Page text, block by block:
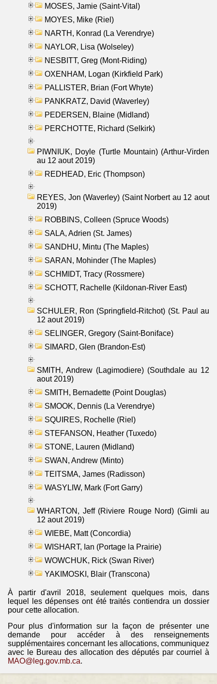
MOSES, Jamie (Saint-Vital)
MOYES, Mike (Riel)
NARTH, Konrad (La Verendrye)
NAYLOR, Lisa (Wolseley)
NESBITT, Greg (Mont-Riding)
OXENHAM, Logan (Kirkfield Park)
PALLISTER, Brian (Fort Whyte)
PANKRATZ, David (Waverley)
PEDERSEN, Blaine (Midland)
PERCHOTTE, Richard (Selkirk)
PIWNIUK, Doyle (Turtle Mountain) (Arthur-Virden
au 12 aout 2019)
REDHEAD, Eric (Thompson)
REYES, Jon (Waverley) (Saint Norbert au 12 aout
2019)
ROBBINS, Colleen (Spruce Woods)
SALA, Adrien (St. James)
SANDHU, Mintu (The Maples)
SARAN, Mohinder (The Maples)
SCHMIDT, Tracy (Rossmere)
SCHOTT, Rachelle (Kildonan-River East)
SCHULER, Ron (Springfield-Ritchot) (St. Paul au
12 aout 2019)
SELINGER, Gregory (Saint-Boniface)
SIMARD, Glen (Brandon-Est)
SMITH, Andrew (Lagimodiere) (Southdale au 12
aout 2019)
SMITH, Bernadette (Point Douglas)
SMOOK, Dennis (La Verendrye)
SQUIRES, Rochelle (Riel)
STEFANSON, Heather (Tuxedo)
STONE, Lauren (Midland)
SWAN, Andrew (Minto)
TEITSMA, James (Radisson)
WASYLIW, Mark (Fort Garry)
WHARTON, Jeff (Riviere Rouge Nord) (Gimli au
12 aout 2019)
WIEBE, Matt (Concordia)
WISHART, Ian (Portage la Prairie)
WOWCHUK, Rick (Swan River)
YAKIMOSKI, Blair (Transcona)
À partir d'avril 2018, seulement quelques mois, dans
lequel les dépenses ont été traités contiendra un dossier
pour cette allocation.
Pour plus d'information sur la façon de présenter une
demande pour accéder à des renseignements
supplémentaires concernant les allocations, communiquez
avec le Bureau des allocation des députés par courriel à
MAO@leg.gov.mb.ca.